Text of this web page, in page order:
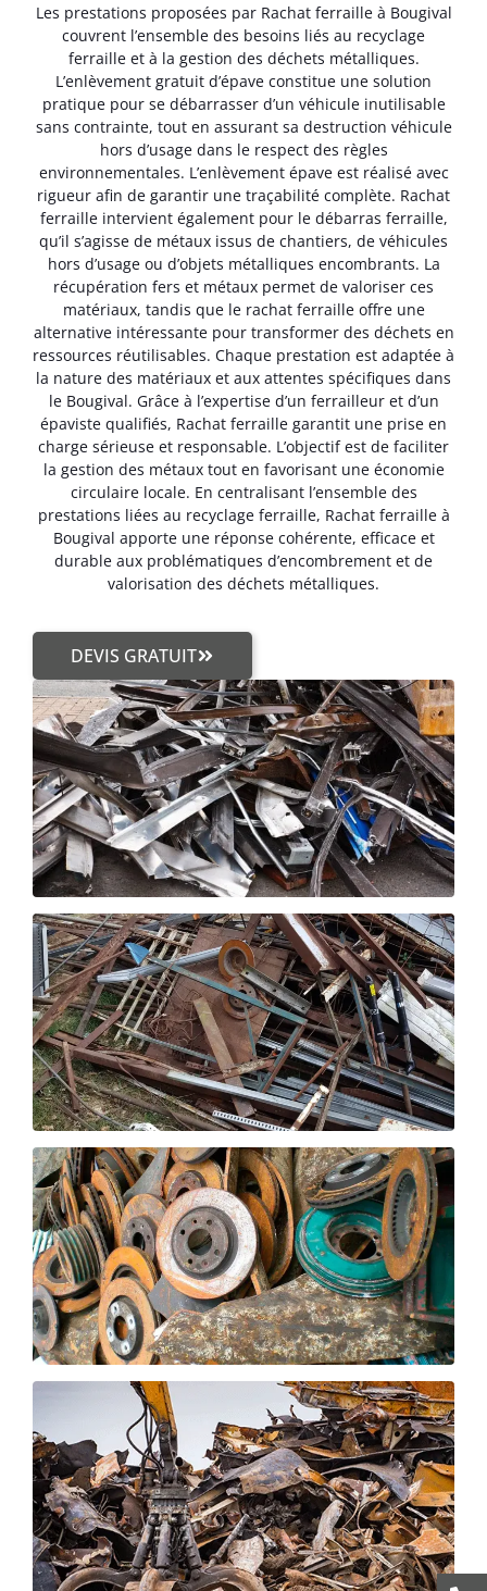
Les prestations proposées par Rachat ferraille à Bougival
couvrent l’ensemble des besoins liés au recyclage
ferraille et à la gestion des déchets métalliques.
L’enlèvement gratuit d’épave constitue une solution
pratique pour se débarrasser d’un véhicule inutilisable
sans contrainte, tout en assurant sa destruction véhicule
hors d’usage dans le respect des règles
environnementales. L’enlèvement épave est réalisé avec
rigueur afin de garantir une traçabilité complète. Rachat
ferraille intervient également pour le débarras ferraille,
qu’il s’agisse de métaux issus de chantiers, de véhicules
hors d’usage ou d’objets métalliques encombrants. La
récupération fers et métaux permet de valoriser ces
matériaux, tandis que le rachat ferraille offre une
alternative intéressante pour transformer des déchets en
ressources réutilisables. Chaque prestation est adaptée à
la nature des matériaux et aux attentes spécifiques dans
le Bougival. Grâce à l’expertise d’un ferrailleur et d’un
épaviste qualifiés, Rachat ferraille garantit une prise en
charge sérieuse et responsable. L’objectif est de faciliter
la gestion des métaux tout en favorisant une économie
circulaire locale. En centralisant l’ensemble des
prestations liées au recyclage ferraille, Rachat ferraille à
Bougival apporte une réponse cohérente, efficace et
durable aux problématiques d’encombrement et de
valorisation des déchets métalliques.
DEVIS GRATUIT